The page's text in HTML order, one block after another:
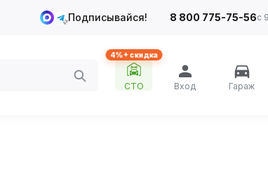
Подписывайся! 8 800 775-75-56с
4%+ скидка
СТО Вход Гараж